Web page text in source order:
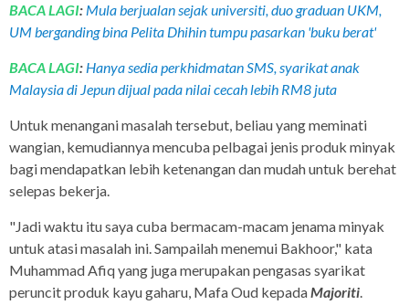
BACA LAGI: Mula berjualan sejak universiti, duo graduan UKM,
UM berganding bina Pelita Dhihin tumpu pasarkan 'buku berat'
BACA LAGI: Hanya sedia perkhidmatan SMS, syarikat anak
Malaysia di Jepun dijual pada nilai cecah lebih RM8 juta
Untuk menangani masalah tersebut, beliau yang meminati
wangian, kemudiannya mencuba pelbagai jenis produk minyak
bagi mendapatkan lebih ketenangan dan mudah untuk berehat
selepas bekerja.
"Jadi waktu itu saya cuba bermacam-macam jenama minyak
untuk atasi masalah ini. Sampailah menemui Bakhoor," kata
Muhammad Afiq yang juga merupakan pengasas syarikat
peruncit produk kayu gaharu, Mafa Oud kepadaMajoriti.